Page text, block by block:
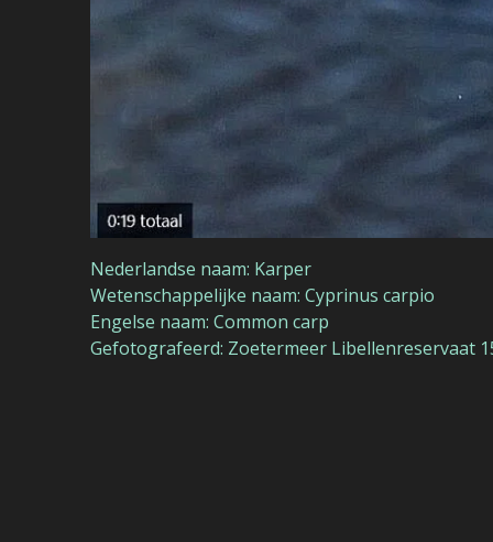
Nederlandse naam: Karper
Wetenschappelijke naam: Cyprinus carpio
Engelse naam: Common carp
Gefotografeerd: Zoetermeer Libellenreservaat